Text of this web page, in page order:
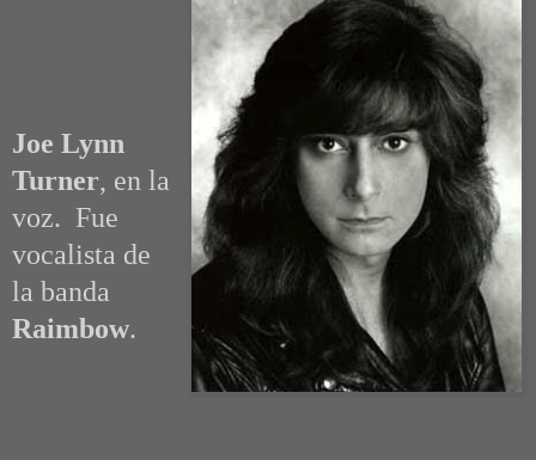
Joe Lynn
Turner, en la
voz. Fue
vocalista de
la banda
Raimbow.